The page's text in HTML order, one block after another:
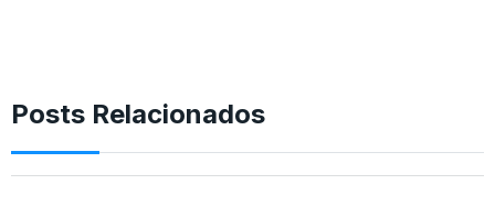
Posts Relacionados